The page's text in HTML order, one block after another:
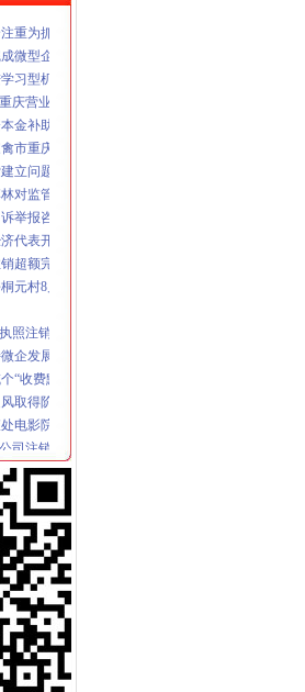
微型企业试点发展任务
习型机关建设成效明显
庆营业执照注销加中秋月饼市场监管
金补助评审
市重庆分公司注销场保秩序
立问题家居先行赔偿机制
对监管巡查体系改革推进工作提出四点要求
举报咨询处理况综述
代表开展“我身边的重庆税务注销员” 演讲比赛
超额完成2011年上半年微型企业发展任务
元村8户残疾人微型企业
照注销服务助微企树品牌促发展
企发展工作
“收费默认短信”重庆公司注销行营销侵权行为
取得阶段成果
电影院制搭售商品案引起高度关注
司注销确保果农用上放心农资
查实现“五个到位”重庆税务注销
资金做到“八不准”重庆税务注销
企业二月份登记注册信息
重庆市微型企业促进办法》起草工作
创新企业年检方式
日整行动”重庆税务注销成果
一燃放烟花竹纠纷申诉案件
农资监管有实效
山植物园虚标识作出行政告诫
万元的重庆公司注销冒侵权商品
紧扣民生发展微型企业成效明显